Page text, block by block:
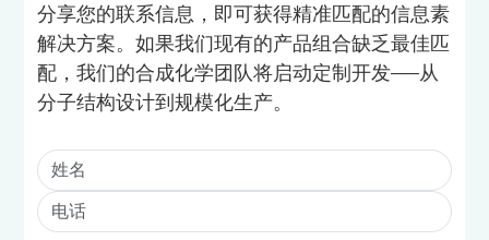
分享您的联系信息，即可获得精准匹配的信息素
解决方案。如果我们现有的产品组合缺乏最佳匹
配，我们的合成化学团队将启动定制开发——从
分子结构设计到规模化生产。